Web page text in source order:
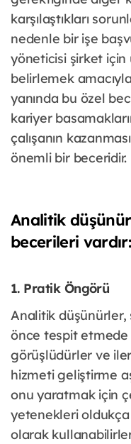
karşılaştıkları
nedenle bir işe
yöneticisi şirket için
belirlemek
yanında bu özel
kariyer
çalışanın
önemli bir beceridir.
Analitik
becerileri vardır:
1. Pratik Öngörü
Analitik düşünürler,
önce tespit
görüşlüdürler ve
hizmeti geliştirme
onu yaratmak için
yetenekleri
olarak